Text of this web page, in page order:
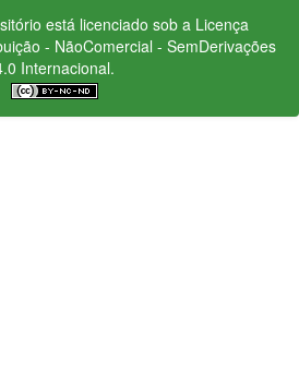
está licenciado sob a Licença
- NãoComercial - SemDerivações
Internacional.